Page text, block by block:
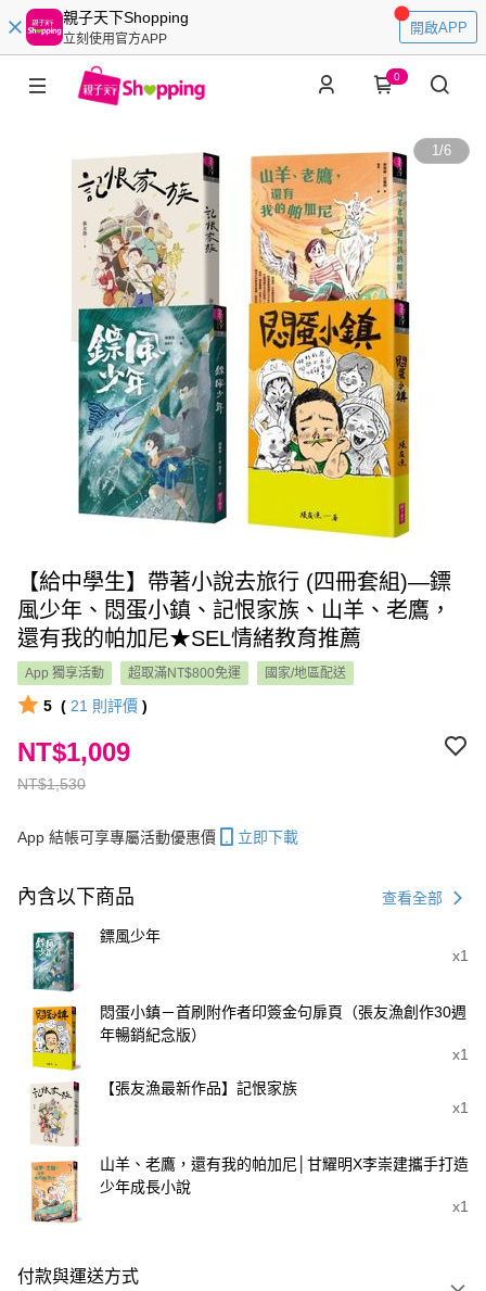
親子天下Shopping
立刻使用官方APP
開啟APP
0
1/6
【給中學生】帶著小說去旅行 (四冊套組)—鏢
風少年、悶蛋小鎮、記恨家族、山羊、老鷹，
還有我的帕加尼★SEL情緒教育推薦
App 獨享活動 超取滿NT$800免運 國家/地區配送
5 ( 21 則評價 )
NT$1,530
NT$1,009
App 結帳可享專屬活動優惠價 立即下載
內含以下商品 查看全部
鏢風少年
x1
悶蛋小鎮－首刷附作者印簽金句扉頁（張友漁創作30週
年暢銷紀念版）
x1
【張友漁最新作品】記恨家族
x1
山羊、老鷹，還有我的帕加尼│甘耀明X李崇建攜手打造
少年成長小說
x1
付款與運送方式